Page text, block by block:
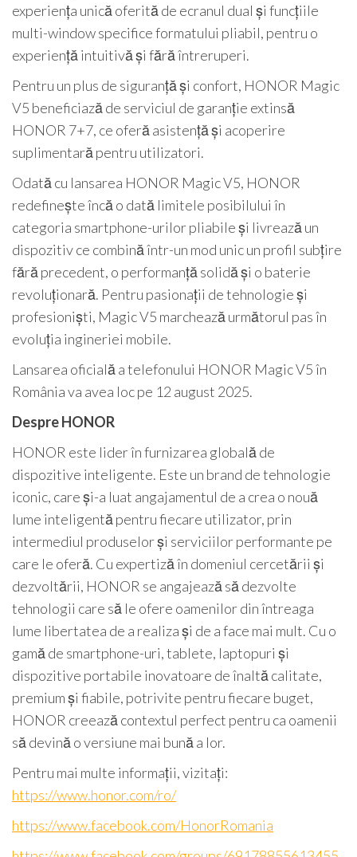
experiența unică oferită de ecranul dual și funcțiile
multi-window specifice formatului pliabil, pentru o
experiență intuitivă și fără întreruperi.
Pentru un plus de siguranță și confort, HONOR Magic
V5 beneficiază de serviciul de garanție extinsă
HONOR 7+7, ce oferă asistență și acoperire
suplimentară pentru utilizatori.
Odată cu lansarea HONOR Magic V5, HONOR
redefinește încă o dată limitele posibilului în
categoria smartphone-urilor pliabile și livrează un
dispozitiv ce combină într-un mod unic un profil subțire
fără precedent, o performanță solidă și o baterie
revoluționară. Pentru pasionații de tehnologie și
profesioniști, Magic V5 marchează următorul pas în
evoluția ingineriei mobile.
Lansarea oficială a telefonului HONOR Magic V5 în
România va avea loc pe 12 august 2025.
Despre HONOR
HONOR este lider în furnizarea globală de
dispozitive inteligente. Este un brand de tehnologie
iconic, care și-a luat angajamentul de a crea o nouă
lume inteligentă pentru fiecare utilizator, prin
intermediul produselor și serviciilor performante pe
care le oferă. Cu expertiză în domeniul cercetării și
dezvoltării, HONOR se angajează să dezvolte
tehnologii care să le ofere oamenilor din întreaga
lume libertatea de a realiza și de a face mai mult. Cu o
gamă de smartphone-uri, tablete, laptopuri și
dispozitive portabile inovatoare de înaltă calitate,
premium și fiabile, potrivite pentru fiecare buget,
HONOR creează contextul perfect pentru ca oamenii
să devină o versiune mai bună a lor.
Pentru mai multe informații, vizitați:
https://www.honor.com/ro/
https://www.facebook.com/HonorRomania